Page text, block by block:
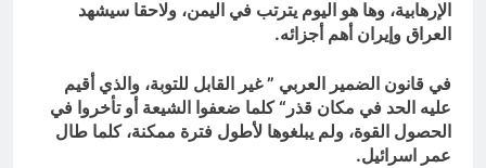
الإرهابية، وها هو اليوم يترتب في اليمن، ولاحقا سيشهد
العراق وإيران أهم أجزائه.
في قانون الضمير العربي ” غير القابل للتوبة، والذي أقيم
عليه الحد في مكان قذر“ كلما ضعفوا الشيعة أو تأخروا في
الحصول القوة، ولم يبلغوها لأطول فترة ممكنة، كلما طال
عمر اسرائيل.